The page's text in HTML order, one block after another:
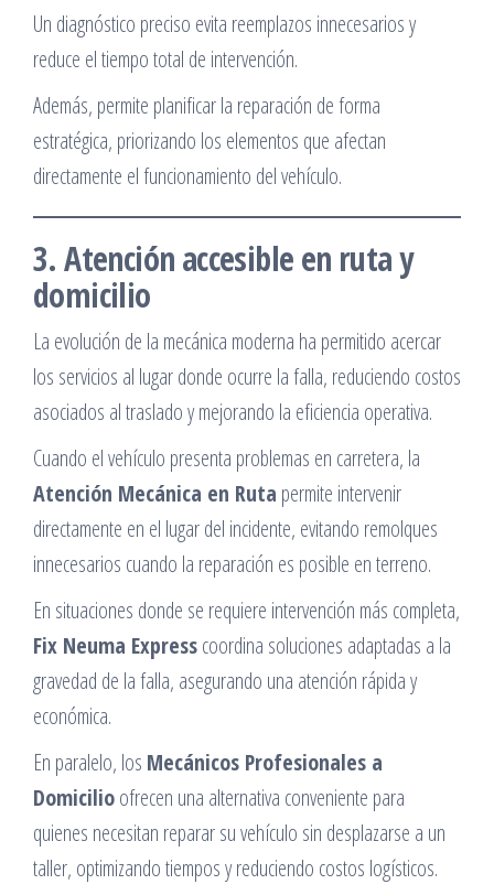
Un diagnóstico preciso evita reemplazos innecesarios y
reduce el tiempo total de intervención.
Además, permite planificar la reparación de forma
estratégica, priorizando los elementos que afectan
directamente el funcionamiento del vehículo.
3. Atención accesible en ruta y
domicilio
La evolución de la mecánica moderna ha permitido acercar
los servicios al lugar donde ocurre la falla, reduciendo costos
asociados al traslado y mejorando la eficiencia operativa.
Cuando el vehículo presenta problemas en carretera, la
Atención Mecánica en Ruta permite intervenir
directamente en el lugar del incidente, evitando remolques
innecesarios cuando la reparación es posible en terreno.
En situaciones donde se requiere intervención más completa,
Fix Neuma Expresscoordina soluciones adaptadas a la
gravedad de la falla, asegurando una atención rápida y
económica.
En paralelo, los Mecánicos Profesionales a
Domicilioofrecen una alternativa conveniente para
quienes necesitan reparar su vehículo sin desplazarse a un
taller, optimizando tiempos y reduciendo costos logísticos.